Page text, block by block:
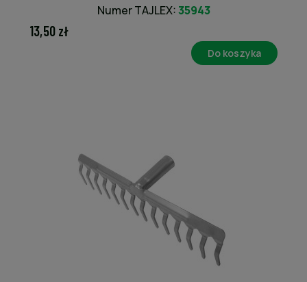
Numer TAJLEX:35943
13,50 zł
Do koszyka